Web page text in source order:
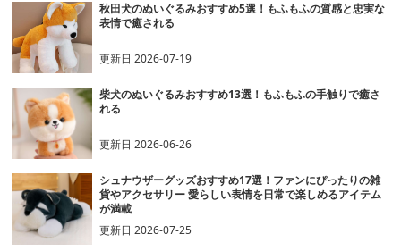
秋田犬のぬいぐるみおすすめ5選！もふもふの質感と忠実な
表情で癒される
更新日2026-07-19
柴犬のぬいぐるみおすすめ13選！もふもふの手触りで癒さ
れる
更新日2026-06-26
シュナウザーグッズおすすめ17選！ファンにぴったりの雑
貨やアクセサリー 愛らしい表情を日常で楽しめるアイテム
が満載
更新日2026-07-25